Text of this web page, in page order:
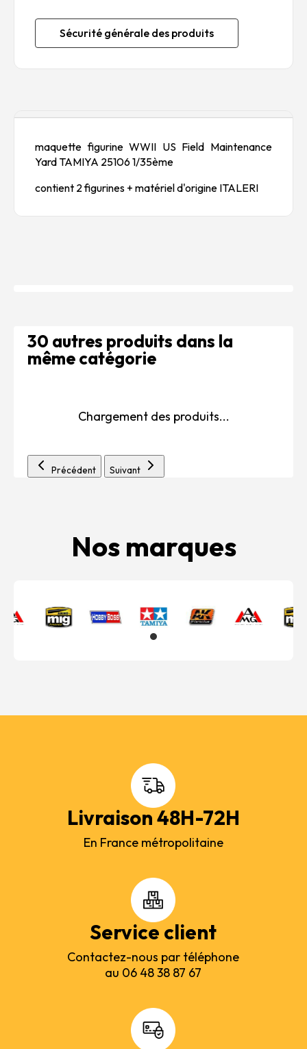
Sécurité générale des produits
maquette figurine WWII US Field Maintenance
Yard TAMIYA 25106 1/35ème
contient 2 figurines + matériel d'origine ITALERI
30 autres produits dans la
même catégorie
Chargement des produits...
Précédent Suivant
Nos marques
Livraison 48H-72H
En France métropolitaine
Service client
Contactez-nous par téléphone
au 06 48 38 87 67